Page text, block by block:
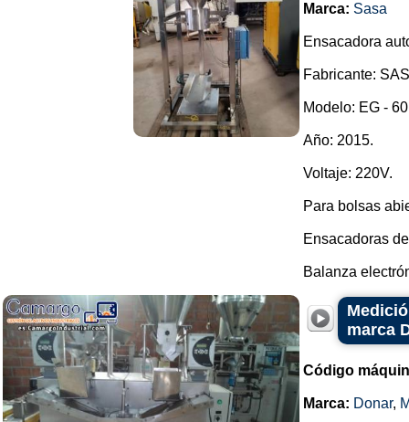
Marca: Sasa
Ensacadora
Fabricante:
Modelo: EG -
Año: 2015.
Voltaje: 220V.
Para bolsas
Ensacadoras
Balanza
marca
Código
Marca: Donar,